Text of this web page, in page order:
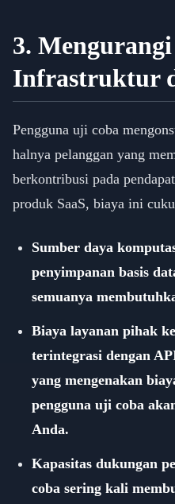
3.
Infrastruktur
Pengguna uji coba
halnya pelanggan yang
berkontribusi pada
produk SaaS, biaya ini
Sumber daya
penyimpanan basis
semuanya
Biaya layanan pihak
terintegrasi dengan
yang mengenakan
pengguna uji coba
Anda.
Kapasitas dukungan
coba sering kali